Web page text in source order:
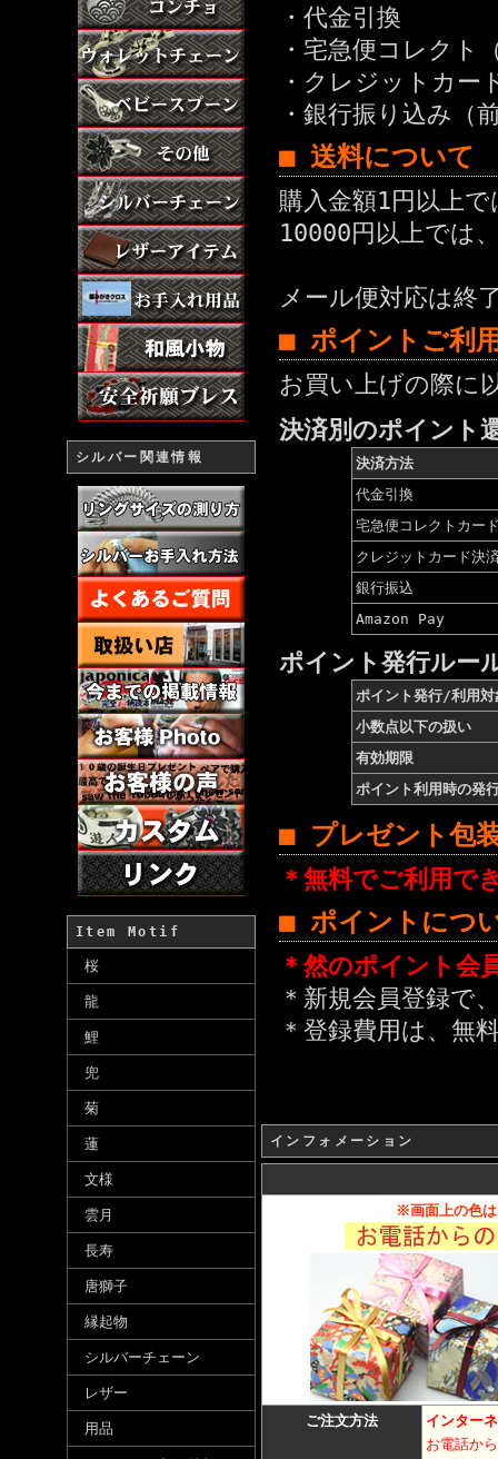
シルバー関連情報
Item Motif
桜
龍
鯉
兜
菊
蓮
文様
雲月
長寿
唐獅子
縁起物
シルバーチェーン
レザー
用品
・代金引換
・宅急便コレクト
・クレジットカー
・銀行振り込み（
■ 送料について
購入金額1円以上
10000円以上では
メール便対応は終
■ ポイントご利
お買い上げの際に
決済別のポイント
決済方法
代金引換
宅急便コレクトカー
クレジットカード決
銀行振込
Amazon Pay
ポイント発行ルー
ポイント発行/利用対
小数点以下の扱い
有効期限
ポイント利用時の発
■ プレゼント包
＊無料でご利用で
■ ポイントにつ
＊然のポイント会
＊新規会員登録で
＊登録費用は、無
インフォメーション
※画面上の色
ご注文方法
インター
お電話か